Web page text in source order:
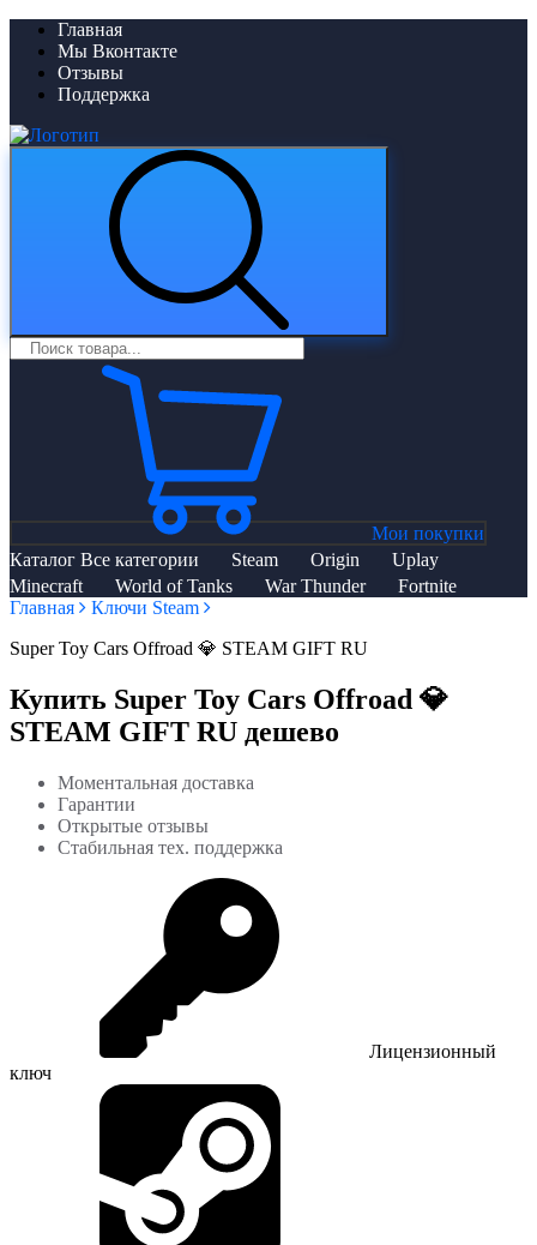
Главная
Мы Вконтакте
Отзывы
Поддержка
Мои покупки
Каталог Все категории Steam Origin
Uplay
Minecraft
World of Tanks War Thunder
Fortnite
Главная
Ключи Steam
Super Toy Cars Offroad 💎 STEAM GIFT RU
Купить Super Toy Cars Offroad 💎
STEAM GIFT RU дешево
Моментальная доставка
Гарантии
Открытые отзывы
Стабильная тех. поддержка
Лицензионный
ключ